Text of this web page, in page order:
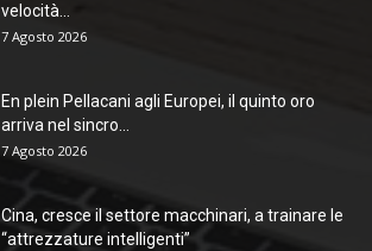
velocità...
7 Agosto 2026
En plein Pellacani agli Europei, il quinto oro
arriva nel sincro...
7 Agosto 2026
Cina, cresce il settore macchinari, a trainare le
“attrezzature intelligenti”